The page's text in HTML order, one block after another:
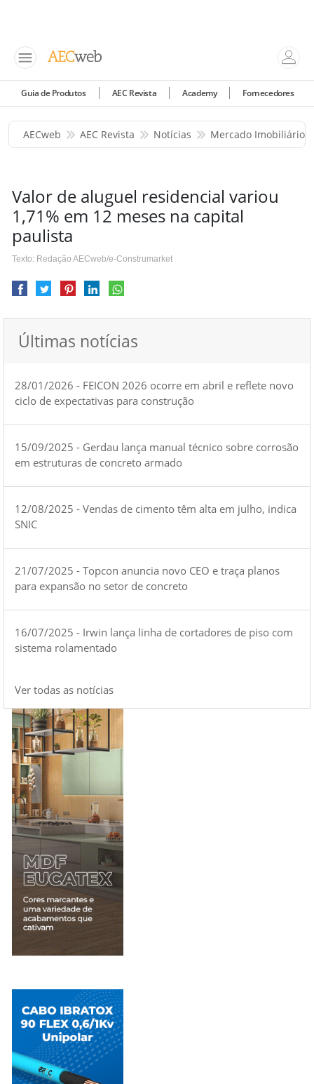
Guia de Produtos AEC Revista Academy Fornecedores
AECweb AEC Revista Notícias Mercado Imobiliário
Valor de aluguel residencial variou
1,71% em 12 meses na capital
paulista
Texto: Redação AECweb/e-Construmarket
Últimas notícias
28/01/2026 - FEICON 2026 ocorre em abril e reflete novo
ciclo de expectativas para construção
15/09/2025 - Gerdau lança manual técnico sobre corrosão
em estruturas de concreto armado
12/08/2025 - Vendas de cimento têm alta em julho, indica
SNIC
21/07/2025 - Topcon anuncia novo CEO e traça planos
para expansão no setor de concreto
16/07/2025 - Irwin lança linha de cortadores de piso com
sistema rolamentado
Ver todas as notícias